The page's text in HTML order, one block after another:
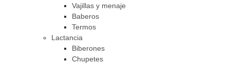
Vajillas y menaje
Baberos
Termos
Lactancia
Biberones
Chupetes